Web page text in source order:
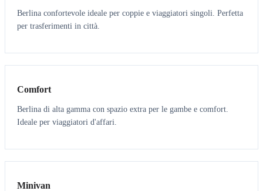
Berlina confortevole ideale per coppie e viaggiatori singoli. Perfetta
per trasferimenti in città.
3 3
Comfort
Berlina di alta gamma con spazio extra per le gambe e comfort.
Ideale per viaggiatori d'affari.
6 5
Minivan